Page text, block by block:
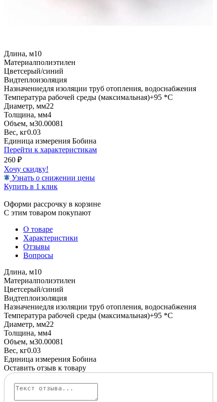
Длина, м10
Материалполиэтилен
Цветсерый/синий
Видтеплоизоляция
Назначениедля изоляции труб отопления, водоснабжения
Температура рабочей среды (максимальная)+95 *C
Диаметр, мм22
Толщина, мм4
Объем, м30.00081
Вес, кг0.03
Единица измерения Бобина
Перейти к характеристикам
260 ₽
Хочу скидку!
Узнать о снижении цены
Купить в 1 клик
Оформи рассрочку в корзине
С этим товаром покупают
О товаре
Характеристики
Отзывы
Вопросы
Длина, м10
Материалполиэтилен
Цветсерый/синий
Видтеплоизоляция
Назначениедля изоляции труб отопления, водоснабжения
Температура рабочей среды (максимальная)+95 *C
Диаметр, мм22
Толщина, мм4
Объем, м30.00081
Вес, кг0.03
Единица измерения Бобина
Оставить отзыв к товару